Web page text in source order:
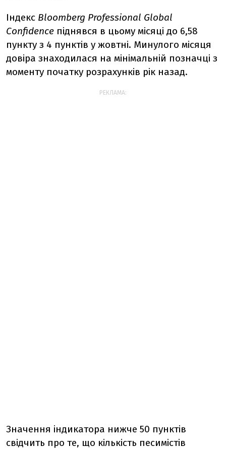
Індекс Bloomberg Professional Global
Confidence піднявся в цьому місяці до 6,58
пункту з 4 пунктів у жовтні. Минулого місяця
довіра знаходилася на мінімальній позначці з
моменту початку розрахунків рік назад.
РЕКЛАМА:
Значення індикатора нижче 50 пунктів
свідчить про те, що кількість песимістів